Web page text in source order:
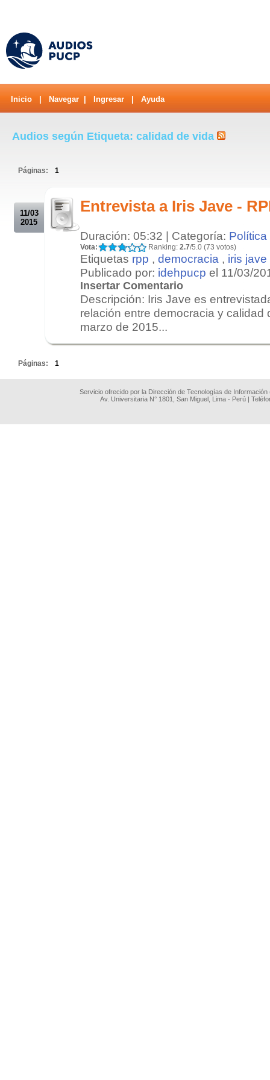
Inicio Navegar Ingresar Ayuda
Audios según Etiqueta: calidad de vida
Páginas: 1
11/03
2015
Entrevista a Iris Jave -
Duración: 05:32 | Categoría: Política
Vota: Ranking: 2.7/5.0 (73 votos)
Etiquetas rpp , democracia , iris jave
Publicado por: idehpucp el 11/03/
Insertar Comentario
Descripción: Iris Jave es
relación entre democracia y calidad
marzo de 2015...
Páginas: 1
Servicio ofrecido por la Dirección de Tecnologías de
Av. Universitaria N° 1801, San Miguel, Lima - Perú |